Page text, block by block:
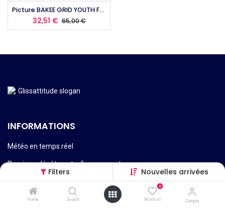
Filters Nouvelles arrivées
Home Search
0
Wishlist Compte
Picture BAKEE GRID YOUTH FLEECE 2023
32,51 € 65,00€
INFORMATIONS
Météo en temps réel
Reprises, dépôt-vente, financement
Services techniques, réparations etc.
Livraisons, retours et remboursement